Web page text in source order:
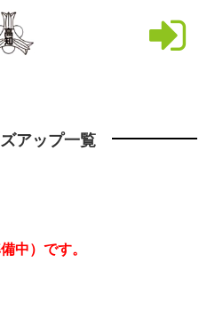
アップ一覧
中）です。